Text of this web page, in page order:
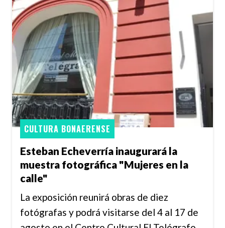
Esteban Echeverría inaugurará la
muestra fotográfica "Mujeres en la
calle"
CULTURA BONAERENSE
La exposición reunirá obras de diez
fotógrafas y podrá visitarse del 4 al 17 de